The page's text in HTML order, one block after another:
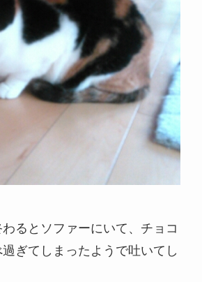
るとソファーにいて、チョコ
ぎてしまったようで吐いてし